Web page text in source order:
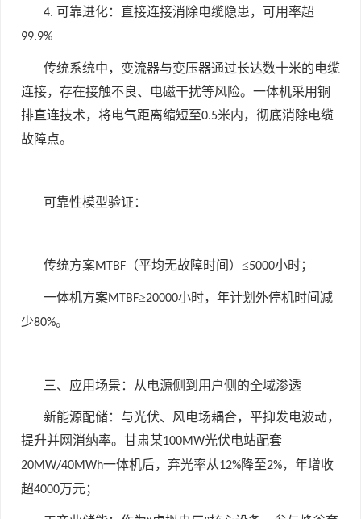
4. 可靠进化：直接连接消除电缆隐患，可用率超
99.9%
传统系统中，变流器与变压器通过长达数十米的电缆
连接，存在接触不良、电磁干扰等风险。一体机采用铜
排直连技术，将电气距离缩短至0.5米内，彻底消除电缆
故障点。
可靠性模型验证：
传统方案MTBF （平均无故障时间）≤5000小时；
一体机方案MTBF≥20000小时，年计划外停机时间减
少80%。
三、应用场景：从电源侧到用户侧的全域渗透
新能源配储：与光伏、风电场耦合，平抑发电波动，
提升并网消纳率。甘肃某100MW光伏电站配套
20MW/40MWh一体机后，弃光率从12%降至2%，年增收
超4000万元；